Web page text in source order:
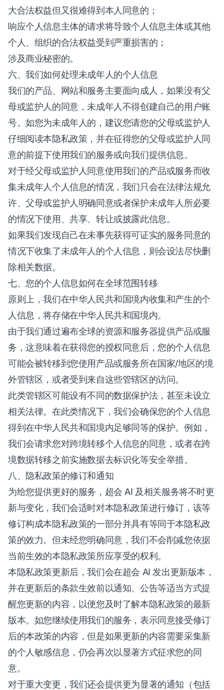
大合法权益但又很难得到本人同意的；
响应个人信息主体的请求将导致个人信息主体或其他
个人、组织的合法权益受到严重损害的；
涉及商业秘密的。
六、我们如何处理未成年人的个人信息
我们的产品、网站和服务主要面向成人，如果没有父
母或监护人的同意，未成年人不得创建自己的用户账
号。如您为未成年人的，建议您请您的父母或监护人
仔细阅读本隐私政策，并在征得您的父母或监护人同
意的前提下使用我们的服务或向我们提供信息。
对于经父母或监护人同意使用我们的产品或服务而收
集未成年人个人信息的情况，我们只会在法律法规允
许、父母或监护人明确同意或者保护未成年人所必要
的情况下使用、共享、转让或披露此信息。
如果我们发现自己在未事先获得可证实的服务同意的
情况下收集了未成年人的个人信息，则会设法尽快删
除相关数据。
七、您的个人信息如何在全球范围转移
原则上，我们在中华人民共和国境内收集和产生的个
人信息，将存储在中华人民共和国境内。
由于我们通过遍布全球的资源和服务器提供产品或服
务，这意味着在获得您的授权同意后，您的个人信息
可能会被转移到您使用产品或服务所在国家/地区的境
外管辖区，或者受到来自这些管辖区的访问。
此类管辖区可能设有不同的数据保护法，甚至未设立
相关法律。在此类情况下，我们会确保您的个人信息
得到在中华人民共和国境内足够同等的保护。例如，
我们会请求您对跨境转移个人信息的同意，或者在跨
境数据转移之前实施数据去标识化等安全举措。
八、隐私政策的修订和通知
为给您提供更好的服务，超会 AI 及相关服务将不时更
新与变化，我们会适时对本隐私政策进行修订，该等
修订构成本隐私政策的一部分并具有等同于本隐私政
策的效力。但未经您明确同意，我们不会削减您依据
当前生效的本隐私政策所应享受的权利。
本隐私政策更新后，我们会在超会 AI 发出更新版本，
并在更新后的条款生效前以通知、公告等适当方式提
醒您更新的内容，以便您及时了解本隐私政策的最新
版本。如您继续使用我们的服务，表示同意接受修订
后的本政策的内容，但是如果更新的内容需要采集新
的个人敏感信息，仍会再次以显著方式征求您的同
意。
对于重大变更，我们还会提供更为显著的通知（包括